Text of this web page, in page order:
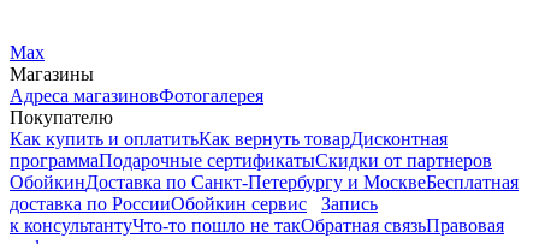
Max
Магазины
Адреса магазиновФотогалерея
Покупателю
Как купить и оплатитьКак вернуть товарДисконтная
программаПодарочные сертификатыСкидки от партнеров
ОбойкинДоставка по Санкт-Петербургу и МосквеБесплатная
доставка по РоссииОбойкин сервис
Запись
к консультантуЧто-то пошло не такОбратная связьПравовая